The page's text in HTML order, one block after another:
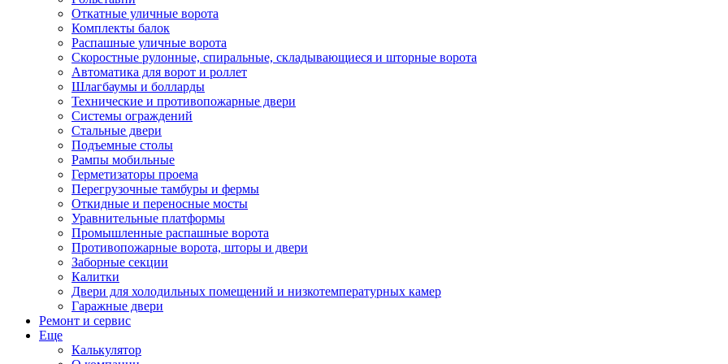
Откатные уличные ворота
Комплекты балок
Распашные уличные ворота
Скоростные рулонные, спиральные, складывающиеся и шторные ворота
Автоматика для ворот и роллет
Шлагбаумы и болларды
Технические и противопожарные двери
Системы ограждений
Стальные двери
Подъемные столы
Рампы мобильные
Герметизаторы проема
Перегрузочные тамбуры и фермы
Откидные и переносные мосты
Уравнительные платформы
Промышленные распашные ворота
Противопожарные ворота, шторы и двери
Заборные секции
Калитки
Двери для холодильных помещений и низкотемпературных камер
Гаражные двери
Ремонт и сервис
Еще
Калькулятор